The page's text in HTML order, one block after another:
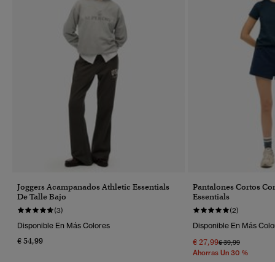
Joggers Acampanados Athletic Essentials
De Talle Bajo
(3)
Disponible En Más Colores
€ 54,99
Pantalones Cortos
Essentials
(2)
Disponible En Más
€ 27,99Precio Rebajado
€ 39,99A
Ahorras Un 30 %